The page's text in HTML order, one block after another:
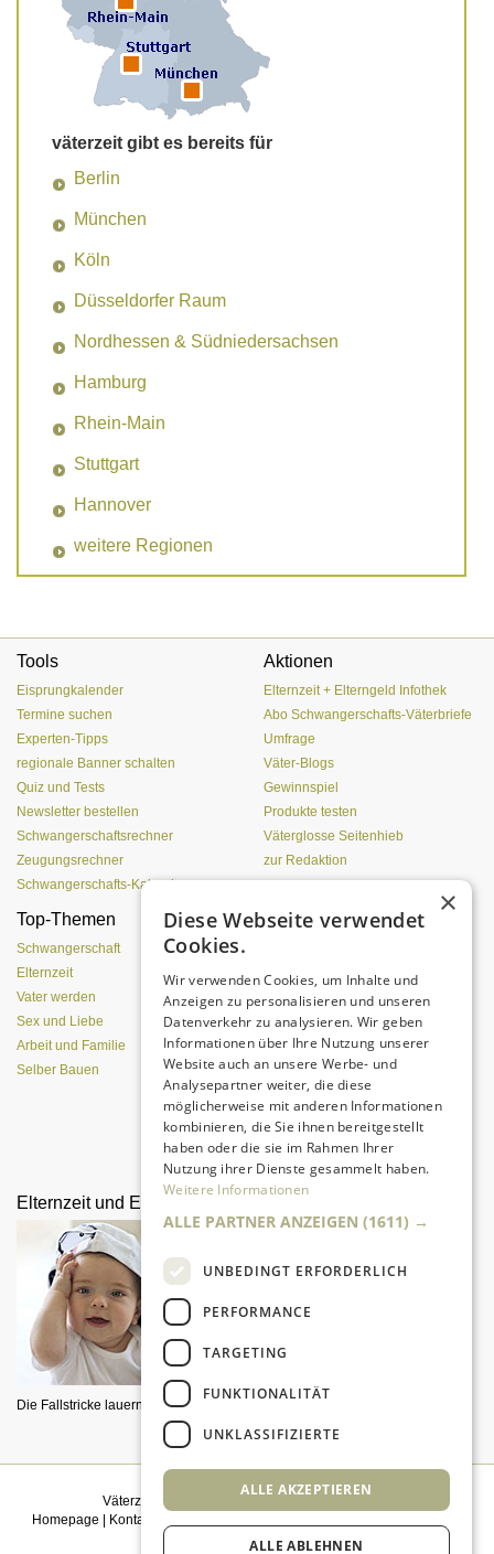
väterzeit gibt es bereits für
Berlin
München
Köln
Düsseldorfer Raum
Nordhessen & Südniedersachsen
Hamburg
Rhein-Main
Stuttgart
Hannover
weitere Regionen
Tools
Eisprungkalender
Termine suchen
Experten-Tipps
regionale Banner schalten
Quiz und Tests
Newsletter bestellen
Schwangerschaftsrechner
Zeugungsrechner
Schwangerschafts-Kalender
Aktionen
Elternzeit + Elterngeld Infothek
Abo Schwangerschafts-Väterbriefe
Umfrage
Väter-Blogs
Gewinnspiel
Produkte testen
Väterglosse Seitenhieb
zur Redaktion
Top-Themen
Schwangerschaft
Elternzeit
Vater werden
Sex und Liebe
Arbeit und Familie
Selber Bauen
Von der Eizelle bis zur
Alle Entwicklungsphasen im
Überblick
Elternzeit und Elterngeld
Die Fallstricke lauern im Detail.
Schwangerschaft
Keinen Bock auf Lust? Väterzeit
erklärt Wege aus dem Dilemma.
Väterzeit weiterempfehlen
Homepage
Kontakt
Einwilligungsmanagement
×
Diese Webseite verwendet
Cookies.
Wir verwenden Cookies, um Inhalte und
Anzeigen zu personalisieren und unseren
Datenverkehr zu analysieren. Wir geben
Informationen über Ihre Nutzung unserer
Website auch an unsere Werbe- und
Analysepartner weiter, die diese
möglicherweise mit anderen Informationen
kombinieren, die Sie ihnen bereitgestellt
haben oder die sie im Rahmen Ihrer
Nutzung ihrer Dienste gesammelt haben.
Weitere Informationen
ALLE PARTNER ANZEIGEN (1611) →
UNBEDINGT ERFORDERLICH
PERFORMANCE
TARGETING
FUNKTIONALITÄT
UNKLASSIFIZIERTE
ALLE AKZEPTIEREN
ALLE ABLEHNEN